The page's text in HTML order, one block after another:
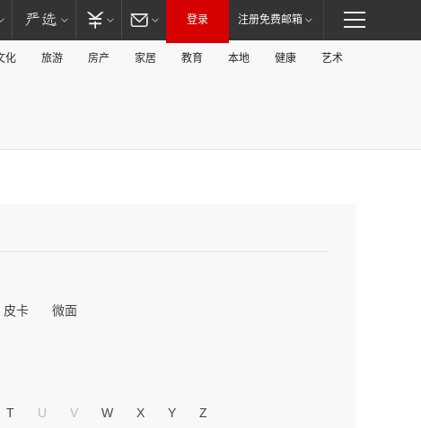
登录 注册免费邮箱
化 旅游 房产 家居 教育 本地 健康 艺术
皮卡 微面
T U V W X Y Z